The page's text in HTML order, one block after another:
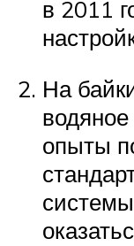
в 2011
На
опыты